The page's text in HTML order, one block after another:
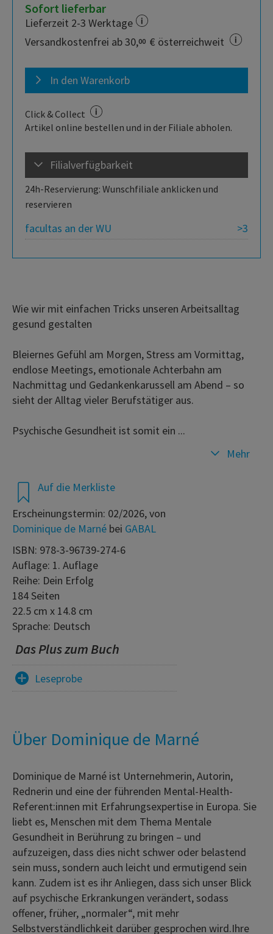
Sofort lieferbar
Lieferzeit 2-3 Werktage
Versandkostenfrei ab 30,00 € österreichweit
In den Warenkorb
Click & Collect
Artikel online bestellen und in der Filiale abholen.
Filialverfügbarkeit
24h-Reservierung: Wunschfiliale anklicken und
reservieren
>3
facultas an der WU
Auf die Merkliste
Erscheinungstermin: 02/2026, von
Dominique de Marné bei GABAL
ISBN: 978-3-96739-274-6
Auflage: 1. Auflage
Reihe: Dein Erfolg
184 Seiten
22.5 cm x 14.8 cm
Sprache: Deutsch
Das Plus zum Buch
Leseprobe
Wie wir mit einfachen Tricks unseren Arbeitsalltag
gesund gestalten
Bleiernes Gefühl am Morgen, Stress am Vormittag,
endlose Meetings, emotionale Achterbahn am
Nachmittag und Gedankenkarussell am Abend – so
sieht der Alltag vieler Berufstätiger aus.
Psychische Gesundheit ist somit ein ...
Mehr
Über Dominique de Marné
Dominique de Marné ist Unternehmerin, Autorin,
Rednerin und eine der führenden Mental-Health-
Referent:innen mit Erfahrungsexpertise in Europa. Sie
liebt es, Menschen mit dem Thema Mentale
Gesundheit in Berührung zu bringen – und
aufzuzeigen, dass dies nicht schwer oder belastend
sein muss, sondern auch leicht und ermutigend sein
kann. Zudem ist es ihr Anliegen, dass sich unser Blick
auf psychische Erkrankungen verändert, sodass
offener, früher, „normaler“, mit mehr
Selbstverständlichkeit darüber gesprochen wird.Ihre